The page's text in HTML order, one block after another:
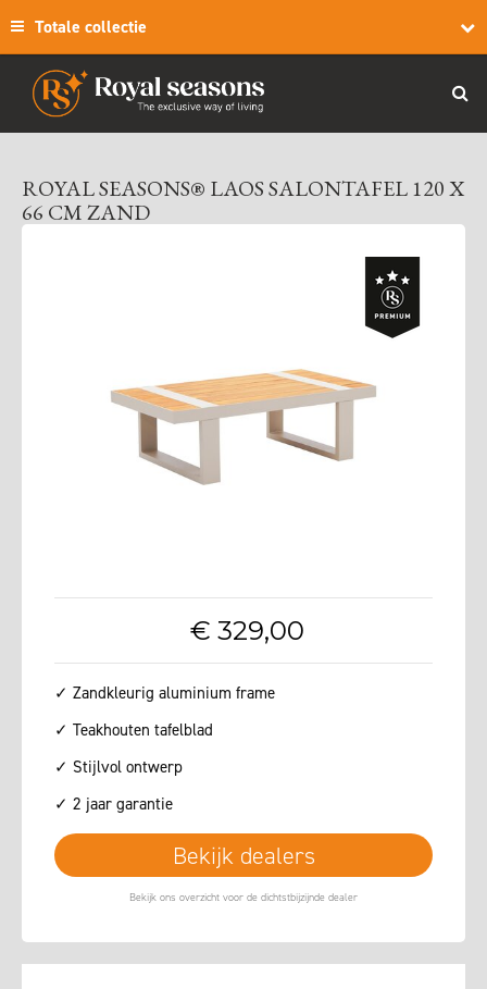
Totale collectie
ROYAL SEASONS® LAOS SALONTAFEL 120 X
66 CM ZAND
€ 329,00
✓ Zandkleurig aluminium frame
✓ Teakhouten tafelblad
✓ Stijlvol ontwerp
✓ 2 jaar garantie
Bekijk dealers